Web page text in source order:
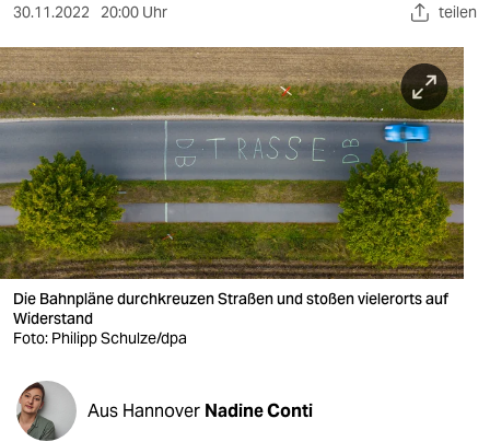
sport
berlin
wahrheit
verlag
verlag
veranstaltungen
fragen & hilfe
30.11.2022 20:00 Uhr teilen
Die Bahnpläne durchkreuzen Straßen und stoßen vielerorts auf
Widerstand
Foto: Philipp Schulze/dpa
Aus Hannover Nadine Conti